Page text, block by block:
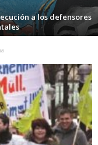
a los defensores